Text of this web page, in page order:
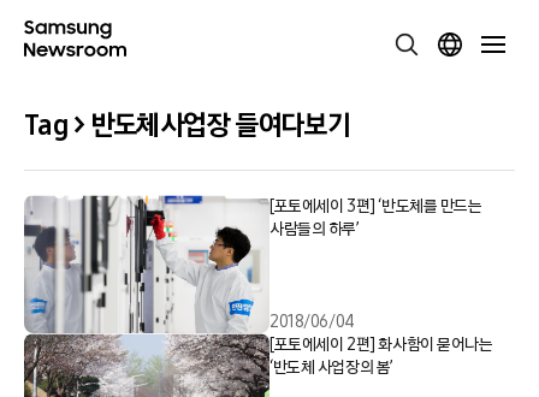
Tag > 반도체사업장 들여다보기
[포토에세이 3편] ‘반도체를 만드는
사람들의 하루’
2018/06/04
[포토에세이 2편] 화사함이 묻어나는
‘반도체 사업장의 봄’